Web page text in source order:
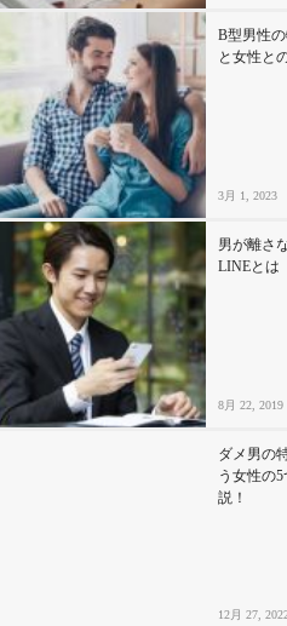
B型男性
と女性と
3月 1, 2023
男が離さ
LINEとは
8月 22, 2019
ダメ男の
う女性の
説！
12月 27,